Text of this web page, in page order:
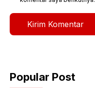
Popular Post